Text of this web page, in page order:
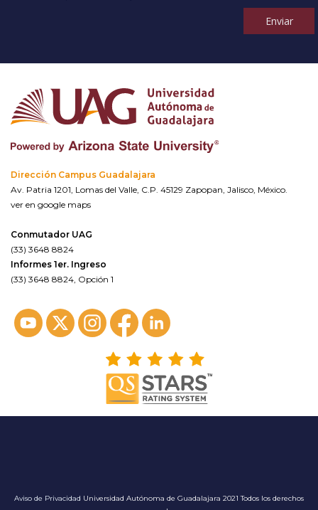
Enviar
Dirección Campus Guadalajara
Av. Patria 1201, Lomas del Valle, C.P. 45129 Zapopan, Jalisco, México.
ver en google maps
Conmutador UAG
(33) 3648 8824
Informes 1er. Ingreso
(33) 3648 8824, Opción 1
Aviso de Privacidad Universidad Autónoma de Guadalajara 2021 Todos los derechos